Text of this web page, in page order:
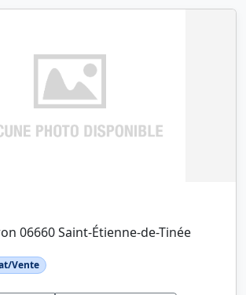
06660 Saint-Étienne-de-Tinée
Vente